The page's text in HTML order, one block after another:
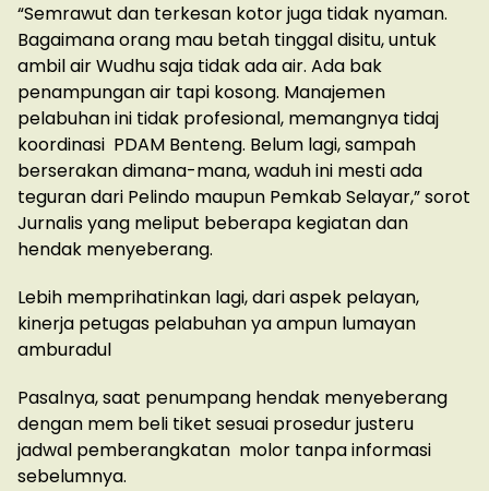
“Semrawut dan terkesan kotor juga tidak nyaman.
Bagaimana orang mau betah tinggal disitu, untuk
ambil air Wudhu saja tidak ada air. Ada bak
penampungan air tapi kosong. Manajemen
pelabuhan ini tidak profesional, memangnya tidaj
koordinasi PDAM Benteng. Belum lagi, sampah
berserakan dimana-mana, waduh ini mesti ada
teguran dari Pelindo maupun Pemkab Selayar,” sorot
Jurnalis yang meliput beberapa kegiatan dan
hendak menyeberang.
Lebih memprihatinkan lagi, dari aspek pelayan,
kinerja petugas pelabuhan ya ampun lumayan
amburadul
Pasalnya, saat penumpang hendak menyeberang
dengan mem beli tiket sesuai prosedur justeru
jadwal pemberangkatan molor tanpa informasi
sebelumnya.